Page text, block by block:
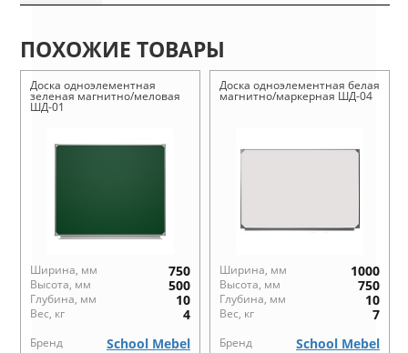
ПОХОЖИЕ ТОВАРЫ
Доска одноэлементная
зеленая магнитно/меловая
ШД-01
Ширина, мм 750
Высота, мм 500
Глубина, мм 10
Вес, кг 4
Бренд School Mebel
Доска одноэлементная белая
магнитно/маркерная ШД-04
Ширина, мм 1000
Высота, мм 750
Глубина, мм 10
Вес, кг 7
Бренд School Mebel